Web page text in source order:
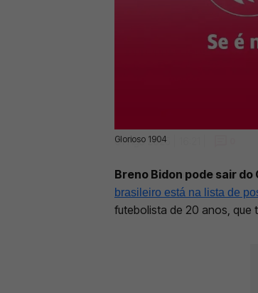
Glorioso 1904
01 Ago 2025 | 16:21 |
Breno Bidon pode sair
brasileiro está na lista de
futebolista de 20 anos, que